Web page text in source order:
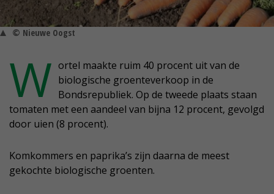
© Nieuwe Oogst
W ortel maakte ruim 40 procent uit van de
biologische groenteverkoop in de
Bondsrepubliek. Op de tweede plaats staan
tomaten met een aandeel van bijna 12 procent, gevolgd
door uien (8 procent).
Komkommers en paprika’s zijn daarna de meest
gekochte biologische groenten.